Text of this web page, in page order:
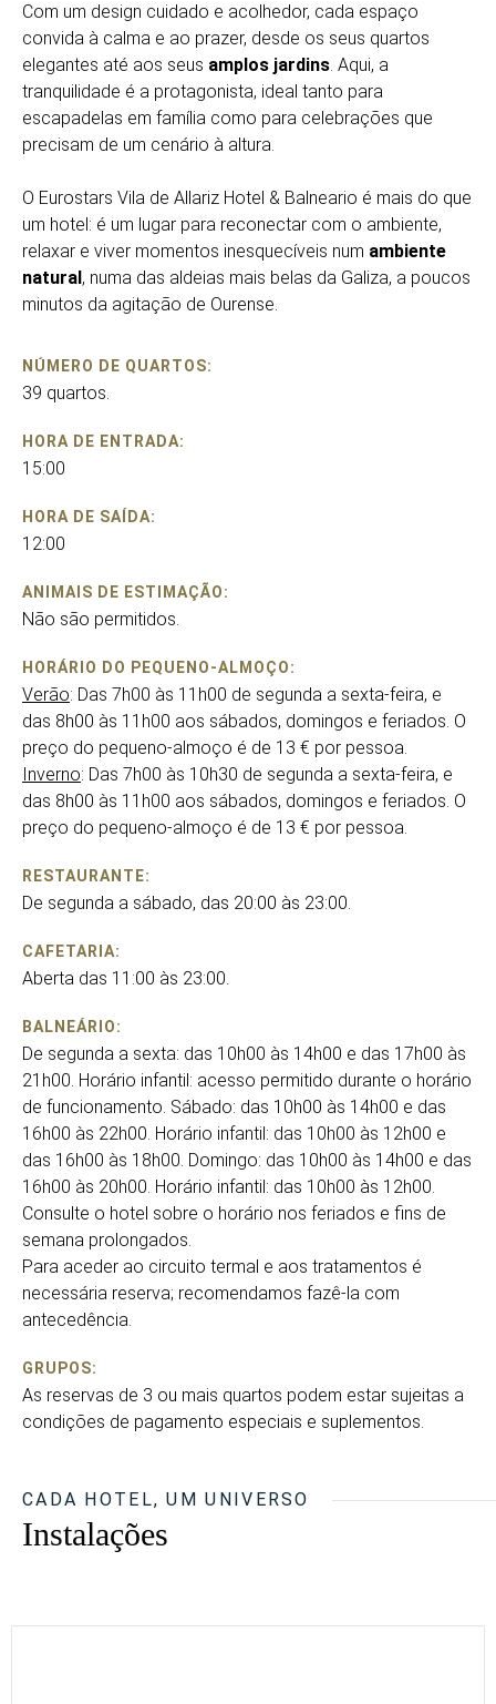
Com um design cuidado e acolhedor, cada espaço
convida à calma e ao prazer, desde os seus quartos
elegantes até aos seus amplos jardins. Aqui, a
tranquilidade é a protagonista, ideal tanto para
escapadelas em família como para celebrações que
precisam de um cenário à altura.
O Eurostars Vila de Allariz Hotel & Balneario é mais do que
um hotel: é um lugar para reconectar com o ambiente,
relaxar e viver momentos inesquecíveis num ambiente
natural, numa das aldeias mais belas da Galiza, a poucos
minutos da agitação de Ourense.
NÚMERO DE QUARTOS:
39 quartos.
HORA DE ENTRADA:
15:00
HORA DE SAÍDA:
12:00
ANIMAIS DE ESTIMAÇÃO:
Não são permitidos.
HORÁRIO DO PEQUENO-ALMOÇO:
Verão: Das 7h00 às 11h00 de segunda a sexta-feira, e
das 8h00 às 11h00 aos sábados, domingos e feriados. O
preço do pequeno-almoço é de 13 € por pessoa.
Inverno: Das 7h00 às 10h30 de segunda a sexta-feira, e
das 8h00 às 11h00 aos sábados, domingos e feriados. O
preço do pequeno-almoço é de 13 € por pessoa.
RESTAURANTE:
De segunda a sábado, das 20:00 às 23:00.
CAFETARIA:
Aberta das 11:00 às 23:00.
BALNEÁRIO:
De segunda a sexta: das 10h00 às 14h00 e das 17h00 às
21h00. Horário infantil: acesso permitido durante o horário
de funcionamento. Sábado: das 10h00 às 14h00 e das
16h00 às 22h00. Horário infantil: das 10h00 às 12h00 e
das 16h00 às 18h00. Domingo: das 10h00 às 14h00 e das
16h00 às 20h00. Horário infantil: das 10h00 às 12h00.
Consulte o hotel sobre o horário nos feriados e fins de
semana prolongados.
Para aceder ao circuito termal e aos tratamentos é
necessária reserva; recomendamos fazê-la com
antecedência.
GRUPOS:
As reservas de 3 ou mais quartos podem estar sujeitas a
condições de pagamento especiais e suplementos.
CADA HOTEL, UM UNIVERSO
Instalações